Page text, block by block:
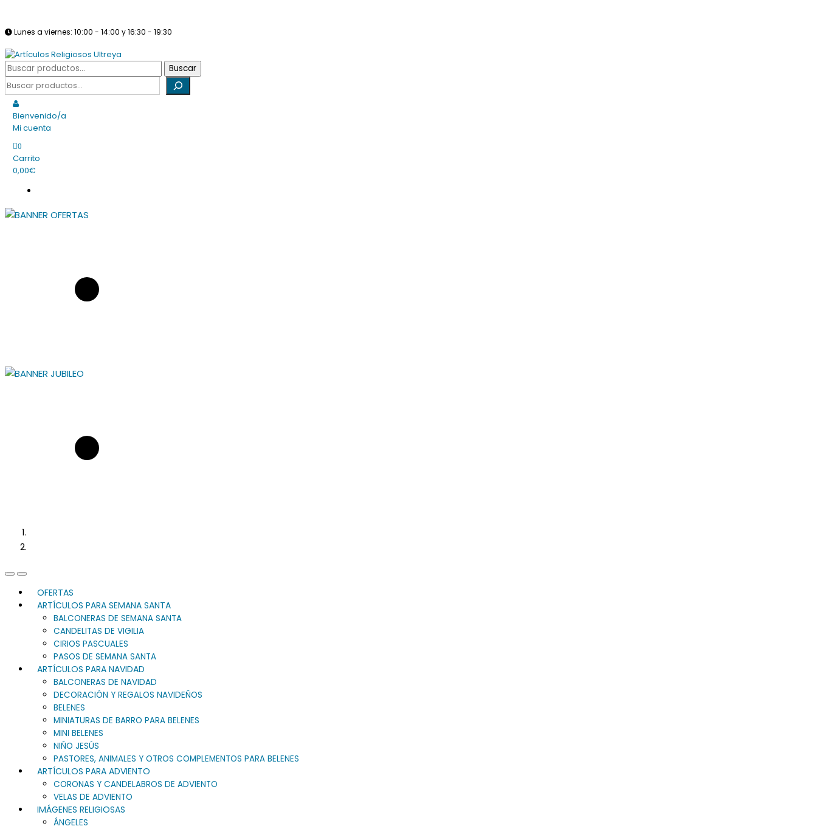
contenido
Lunes a viernes: 10:00 - 14:00 y 16:30 - 19:30
Artículos Religiosos Ultreya
Tienda online dedicada a la venta de todo tipo de artículos religiosos
Buscar
por:
Buscar
Buscar
Bienvenido/a
Mi cuenta
0
Carrito
0,00€
Previous
Slide
Next
SlideOFERTAS
ARTÍCULOS PARA SEMANA SANTA
BALCONERAS DE SEMANA SANTA
CANDELITAS DE VIGILIA
CIRIOS PASCUALES
PASOS DE SEMANA SANTA
ARTÍCULOS PARA NAVIDAD
BALCONERAS DE NAVIDAD
DECORACIÓN Y REGALOS NAVIDEÑOS
BELENES
MINIATURAS DE BARRO PARA BELENES
MINI BELENES
NIÑO JESÚS
PASTORES, ANIMALES Y OTROS COMPLEMENTOS PARA BELENES
ARTÍCULOS PARA ADVIENTO
CORONAS Y CANDELABROS DE ADVIENTO
VELAS DE ADVIENTO
IMÁGENES RELIGIOSAS
ÁNGELES